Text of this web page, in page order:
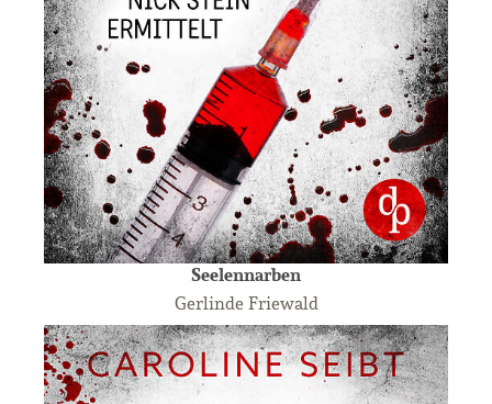
Seelennarben
Gerlinde Friewald